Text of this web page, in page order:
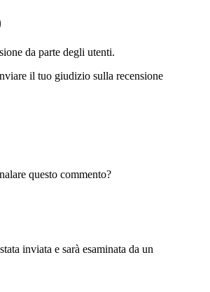
da parte degli utenti.
il tuo giudizio sulla recensione
questo commento?
inviata e sarà esaminata da un